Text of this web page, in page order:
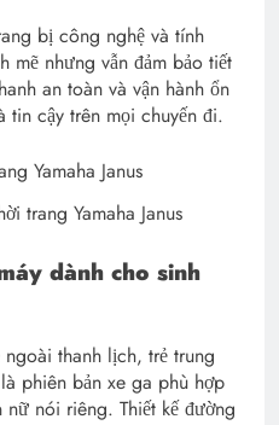
bị công nghệ và tính
mẽ nhưng vẫn đảm bảo tiết
an toàn và vận hành ổn
tin cậy trên mọi chuyến đi.
trang Yamaha Janus
dành cho sinh
thanh lịch, trẻ trung
phiên bản xe ga phù hợp
nói riêng. Thiết kế đường